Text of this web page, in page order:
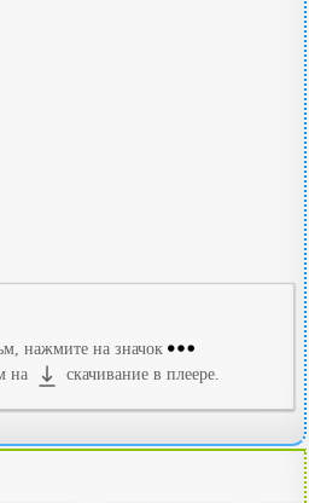
нажмите на значок
на
скачивание в плеере.